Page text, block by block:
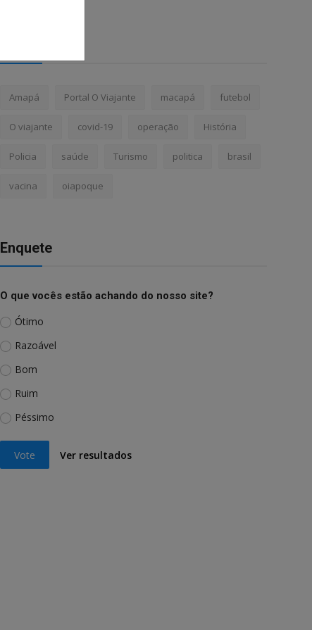
Amapá Portal O Viajante macapá futebol
O viajante covid-19 operação História
Policia saúde Turismo politica brasil
vacina oiapoque
Enquete
O que vocês estão achando do nosso site?
Ótimo
Razoável
Bom
Ruim
Péssimo
Vote Ver resultados